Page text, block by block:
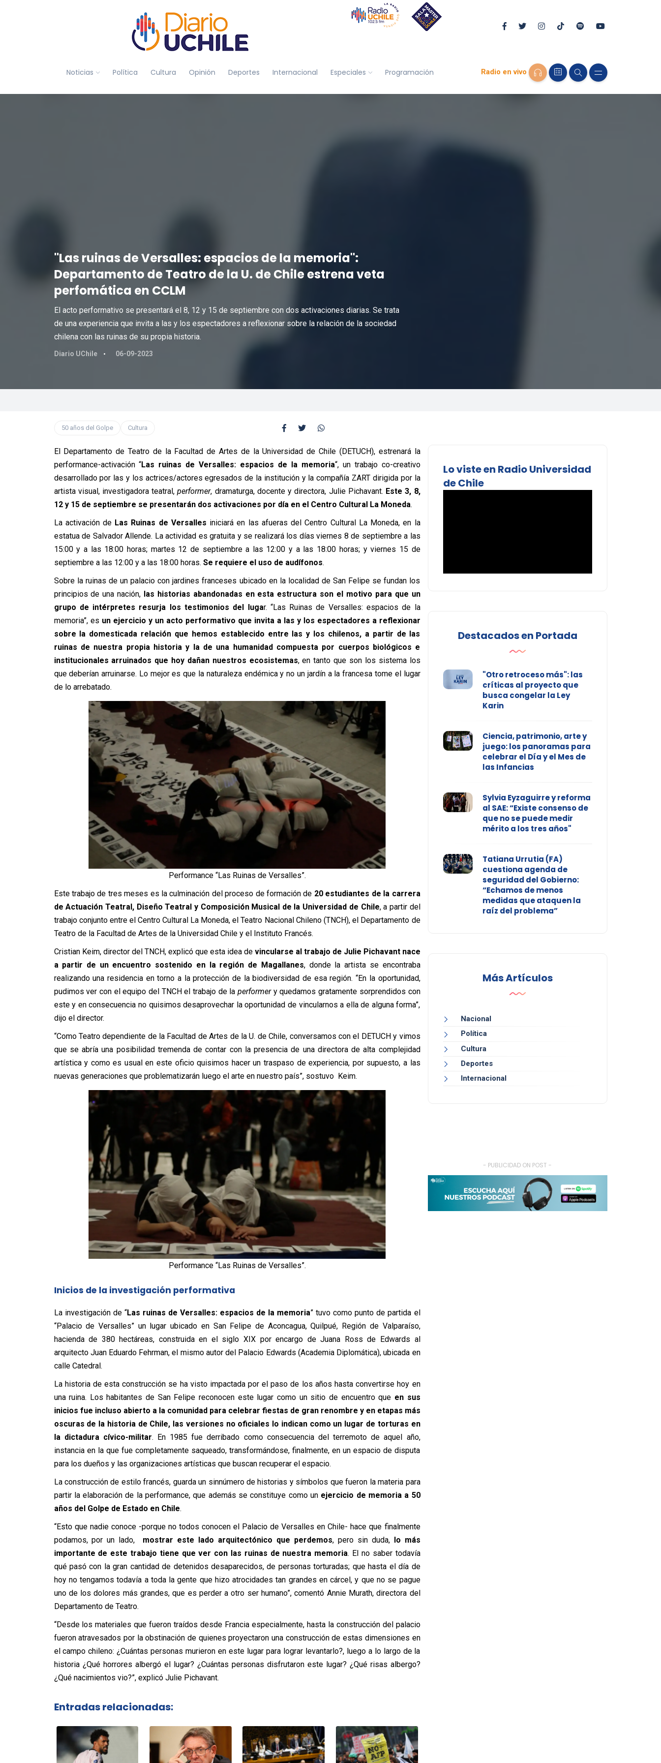
Noticias Política Cultura Opinión Deportes Internacional Especiales Programación Radio en vivo
"Las ruinas de Versalles: espacios de la memoria":
Departamento de Teatro de la U. de Chile estrena veta
perfomática en CCLM
El acto performativo se presentará el 8, 12 y 15 de septiembre con dos activaciones diarias. Se trata
de una experiencia que invita a las y los espectadores a reflexionar sobre la relación de la sociedad
chilena con las ruinas de su propia historia.
Diario UChile 06-09-2023
50 años del Golpe Cultura
El Departamento de Teatro de la Facultad de Artes de la Universidad de Chile (DETUCH), estrenará la
performance-activación “Las ruinas de Versalles: espacios de la memoria“, un trabajo co-creativo
desarrollado por las y los actrices/actores egresados de la institución y la compañía ZART dirigida por la
artista visual, investigadora teatral,performer, dramaturga, docente y directora, Julie Pichavant. Este 3, 8,
12 y 15 de septiembre se presentarán dos activaciones por día en el Centro Cultural La Moneda.
La activación de Las Ruinas de Versalles iniciará en las afueras del Centro Cultural La Moneda, en la
estatua de Salvador Allende. La actividad es gratuita y se realizará los días viernes 8 de septiembre a las
15:00 y a las 18:00 horas; martes 12 de septiembre a las 12:00 y a las 18:00 horas; y viernes 15 de
septiembre a las 12:00 y a las 18:00 horas. Se requiere el uso de audífonos.
Sobre la ruinas de un palacio con jardines franceses ubicado en la localidad de San Felipe se fundan los
principios de una nación, las historias abandonadas en esta estructura son el motivo para que un
grupo de intérpretes resurja los testimonios del lugar. “Las Ruinas de Versalles: espacios de la
memoria”, es un ejercicio y un acto performativo que invita a las y los espectadores a reflexionar
sobre la domesticada relación que hemos establecido entre las y los chilenos, a partir de las
ruinas de nuestra propia historia y la de una humanidad compuesta por cuerpos biológicos e
institucionales arruinados que hoy dañan nuestros ecosistemas, en tanto que son los sistema los
que deberían arruinarse. Lo mejor es que la naturaleza endémica y no un jardín a la francesa tome el lugar
de lo arrebatado.
Performance “Las Ruinas de Versalles”.
Este trabajo de tres meses es la culminación del proceso de formación de 20 estudiantes de la carrera
de Actuación Teatral, Diseño Teatral y Composición Musical de la Universidad de Chile, a partir del
trabajo conjunto entre el Centro Cultural La Moneda, el Teatro Nacional Chileno (TNCH), el Departamento de
Teatro de la Facultad de Artes de la Universidad Chile y el Instituto Francés.
Cristian Keim, director del TNCH, explicó que esta idea devincularse al trabajo de Julie Pichavant nace
a partir de un encuentro sostenido en la región de Magallanes, donde la artista se encontraba
realizando una residencia en torno a la protección de la biodiversidad de esa región. “En la oportunidad,
pudimos ver con el equipo del TNCH el trabajo de laperformery quedamos gratamente sorprendidos con
este y en consecuencia no quisimos desaprovechar la oportunidad de vincularnos a ella de alguna forma”,
dijo el director.
“Como Teatro dependiente de la Facultad de Artes de la U. de Chile, conversamos con el DETUCH y vimos
que se abría una posibilidad tremenda de contar con la presencia de una directora de alta complejidad
artística y como es usual en este oficio quisimos hacer un traspaso de experiencia, por supuesto, a las
nuevas generaciones que problematizarán luego el arte en nuestro país”, sostuvo Keim.
Performance “Las Ruinas de Versalles”.
Inicios de la investigación performativa
La investigación de “Las ruinas de Versalles: espacios de la memoria” tuvo como punto de partida el
“Palacio de Versalles” un lugar ubicado en San Felipe de Aconcagua, Quilpué, Región de Valparaíso,
hacienda de 380 hectáreas, construida en el siglo XIX por encargo de Juana Ross de Edwards al
arquitecto Juan Eduardo Fehrman, el mismo autor del Palacio Edwards (Academia Diplomática), ubicada en
calle Catedral.
La historia de esta construcción se ha visto impactada por el paso de los años hasta convertirse hoy en
una ruina. Los habitantes de San Felipe reconocen este lugar como un sitio de encuentro que en sus
inicios fue incluso abierto a la comunidad para celebrar fiestas de gran renombre y en etapas más
oscuras de la historia de Chile, las versiones no oficiales lo indican como un lugar de torturas en
la dictadura cívico-militar. En 1985 fue derribado como consecuencia del terremoto de aquel año,
instancia en la que fue completamente saqueado, transformándose, finalmente, en un espacio de disputa
para los dueños y las organizaciones artísticas que buscan recuperar el espacio.
La construcción de estilo francés, guarda un sinnúmero de historias y símbolos que fueron la materia para
partir la elaboración de la performance, que además se constituye como un ejercicio de memoria a 50
años del Golpe de Estado en Chile.
“Esto que nadie conoce -porque no todos conocen el Palacio de Versalles en Chile- hace que finalmente
podamos, por un lado, mostrar este lado arquitectónico que perdemos, pero sin duda,lo más
importante de este trabajo tiene que ver con las ruinas de nuestra memoria. El no saber todavía
qué pasó con la gran cantidad de detenidos desaparecidos, de personas torturadas; que hasta el día de
hoy no tengamos todavía a toda la gente que hizo atrocidades tan grandes en cárcel, y que no se pague
uno de los dolores más grandes, que es perder a otro ser humano”, comentó Annie Murath, directora del
Departamento de Teatro.
“Desde los materiales que fueron traídos desde Francia especialmente, hasta la construcción del palacio
fueron atravesados por la obstinación de quienes proyectaron una construcción de estas dimensiones en
el campo chileno: ¿Cuántas personas murieron en este lugar para lograr levantarlo?, luego a lo largo de la
historia ¿Qué horrores albergó el lugar? ¿Cuántas personas disfrutaron este lugar? ¿Qué risas albergo?
¿Qué nacimientos vio?”, explicó Julie Pichavant.
Entradas relacionadas:
Lo viste en Radio Universidad
de Chile
Destacados en Portada
"Otro retroceso más": las
críticas al proyecto que
busca congelar la Ley
Karin
Ciencia, patrimonio, arte y
juego: los panoramas para
celebrar el Día y el Mes de
las Infancias
Sylvia Eyzaguirre y reforma
al SAE: “Existe consenso de
que no se puede medir
mérito a los tres años"
Tatiana Urrutia (FA)
cuestiona agenda de
seguridad del Gobierno:
“Echamos de menos
medidas que ataquen la
raíz del problema”
Más Artículos
Nacional
Política
Cultura
Deportes
Internacional
- PUBLICIDAD ON POST -